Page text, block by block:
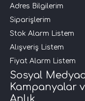
Adres Bilgilerim
Siparişlerim
Stok Alarm Listem
Alışveriş Listem
Fiyat Alarm Listem
Sosyal
Kampanyalar
Anlık